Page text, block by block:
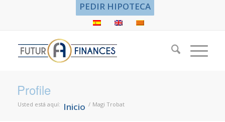
PEDIR HIPOTECA
Profile
Usted está aquí: Inicio / Magi Trobat